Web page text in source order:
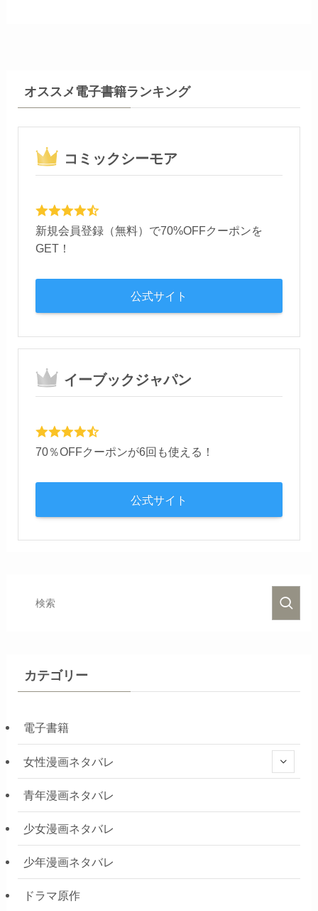
オススメ電子書籍ランキング
コミックシーモア
新規会員登録（無料）で70%OFFクーポンを
GET！
公式サイト
イーブックジャパン
70％OFFクーポンが6回も使える！
公式サイト
カテゴリー
電子書籍
女性漫画ネタバレ
青年漫画ネタバレ
少女漫画ネタバレ
少年漫画ネタバレ
ドラマ原作